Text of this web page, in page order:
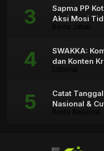
Sapma PP
Aksi Mosi
SWAKKA:
dan Konten
Catat
Nasional &